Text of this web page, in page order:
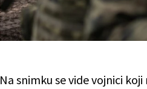
Na snimku se vide vojnici